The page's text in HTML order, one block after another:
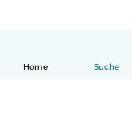
Home Suche